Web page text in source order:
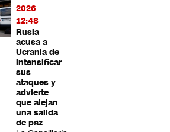
2026
12:48
Rusia
acusa a
Ucrania de
intensificar
sus
ataques y
advierte
que alejan
una salida
de paz